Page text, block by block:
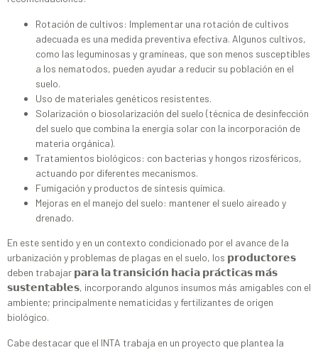
Rotación de cultivos: Implementar una rotación de cultivos
adecuada es una medida preventiva efectiva. Algunos cultivos,
como las leguminosas y gramíneas, que son menos susceptibles
a los nematodos, pueden ayudar a reducir su población en el
suelo.
Uso de materiales genéticos resistentes.
Solarización o biosolarización del suelo (técnica de desinfección
del suelo que combina la energía solar con la incorporación de
materia orgánica).
Tratamientos biológicos: con bacterias y hongos rizosféricos,
actuando por diferentes mecanismos.
Fumigación y productos de síntesis química.
Mejoras en el manejo del suelo: mantener el suelo aireado y
drenado.
En este sentido y en un contexto condicionado por el avance de la
urbanización y problemas de plagas en el suelo, los 𝗽𝗿𝗼𝗱𝘂𝗰𝘁𝗼𝗿𝗲𝘀
deben trabajar 𝗽𝗮𝗿𝗮 𝗹𝗮 𝘁𝗿𝗮𝗻𝘀𝗶𝗰𝗶𝗼́𝗻 𝗵𝗮𝗰𝗶𝗮 𝗽𝗿𝗮́𝗰𝘁𝗶𝗰𝗮𝘀 𝗺𝗮́𝘀
𝘀𝘂𝘀𝘁𝗲𝗻𝘁𝗮𝗯𝗹𝗲𝘀, incorporando algunos insumos más amigables con el
ambiente; principalmente nematicidas y fertilizantes de origen
biológico.
Cabe destacar que el INTA trabaja en un proyecto que plantea la